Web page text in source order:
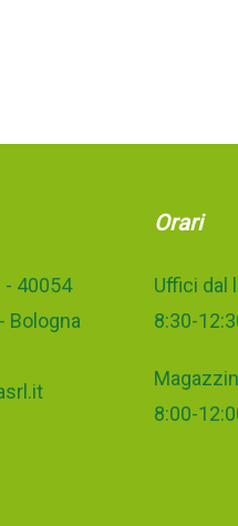
- 40054
Bologna
Orari
Uffici dal
8:30-
8:00-